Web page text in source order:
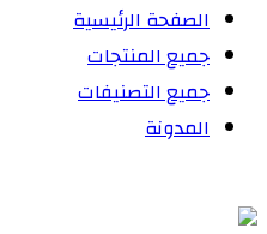
الصفحة الرئيسية
جميع المنتجات
جميع التصنيفات
المدونة